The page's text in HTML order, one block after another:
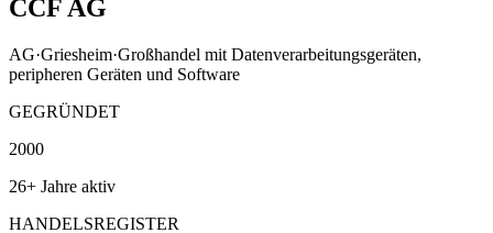
CCF AG
AG·Griesheim·Großhandel mit Datenverarbeitungsgeräten,
peripheren Geräten und Software
GEGRÜNDET
2000
26+ Jahre aktiv
HANDELSREGISTER